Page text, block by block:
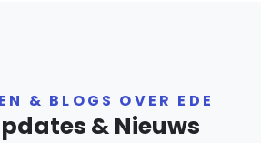
& BLOGS OVER EDE
& Nieuws